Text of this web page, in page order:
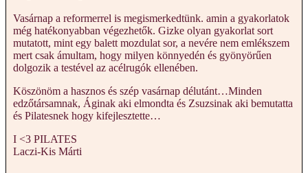
Vasárnap a reformerrel is megismerkedtünk. amin a gyakorlatok
még hatékonyabban végezhetők. Gizke olyan gyakorlat sort
mutatott, mint egy balett mozdulat sor, a nevére nem emlékszem
mert csak ámultam, hogy milyen könnyedén és gyönyörűen
dolgozik a testével az acélrugók ellenében.
Köszönöm a hasznos és szép vasárnap délutánt…Minden
edzőtársamnak, Áginak aki elmondta és Zsuzsinak aki bemutatta
és Pilatesnek hogy kifejlesztette…
I <3 PILATES
Laczi-Kis Márti